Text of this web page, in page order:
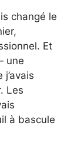
changé le
Et
une
Les
à bascule